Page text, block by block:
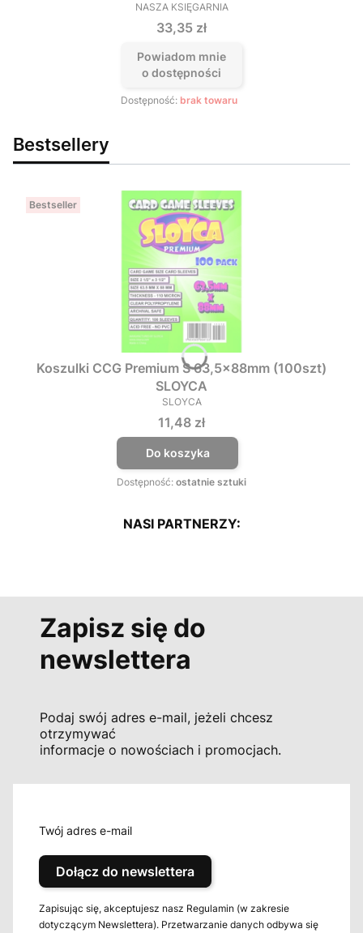
PRODUCENT
NASZA KSIĘGARNIA
Cena
33,35 zł
Powiadom mnie
o dostępności
Dostępność: brak towaru
Bestsellery
Bestseller
Koszulki CCG Premium S 63,5x88mm (100szt)
SLOYCA
PRODUCENT
SLOYCA
Cena
11,48 zł
Do koszyka
Dostępność: ostatnie sztuki
NASI PARTNERZY:
Zapisz się do
newslettera
Podaj swój adres e-mail, jeżeli chcesz
otrzymywać
informacje o nowościach i promocjach.
Twój adres e-mail
Dołącz do newslettera
Zapisując się, akceptujesz nasz Regulamin (w zakresie
dotyczącym Newslettera). Przetwarzanie danych odbywa się